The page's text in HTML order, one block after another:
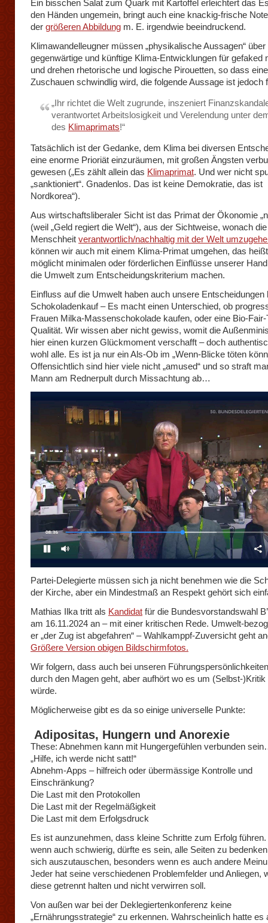
Ein bisschen Salat zum Quark mit Kartoffel erleichtert das
den Händen ungemein, bringt auch eine knackig-frische
der größeren Abbildung m. E. irgendwie beeindruckend.
Klimawandelleugner müssen „physikalische Aussagen“ über
gegenwärtige und künftige Klima-Entwicklungen für gefaked
und drehen rhetorische und logische Pirouetten, so dass
Zuschauen schwindlig wird, die folgende Aussage ist jedoch
„Ihr richtet die Welt zugrunde, inszeniert
verantwortet Arbeitslosigkeit und Verelendung unter
des Klimaprimats!“
Tatsächlich ist der Gedanke, dem Klima bei diversen
eine enorme Prioriät einzuräumen, mit großen Ängsten
gewesen („Es zählt allein das Klimaprimat. Und wer nicht
„sanktioniert“. Gnadenlos. Das ist keine Demokratie, das ist
Nordkorea“).
Aus wirtschaftsliberaler Sicht ist das Primat der Ökonomie
(weil „Geld regiert die Welt“), aus der Sichtweise, wonach die
Menschheit verantwortlich/nachhaltig mit der Welt
können wir auch mit einem Klima-Primat umgehen, das
möglicht minimalen oder förderlichen Einflüsse unserer
die Umwelt zum Entscheidungskriterium machen.
Einfluss auf die Umwelt haben auch unsere Entscheidungen
Schokoladenkauf – Es macht einen Unterschied, ob
Frauen Milka-Massenschokolade kaufen, oder eine Bio-Fair-
Qualität. Wir wissen aber nicht gewiss, womit die
hier einen kurzen Glückmoment verschafft – doch
wohl alle. Es ist ja nur ein Als-Ob im „Wenn-Blicke töten
Offensichtlich sind hier viele nicht „amused“ und so straft
Mann am Rednerpult durch Missachtung ab…
Partei-Delegierte müssen sich ja nicht benehmen wie die
der Kirche, aber ein Mindestmaß an Respekt gehört sich
Mathias Ilka tritt als Kandidat für die Bundesvorstandswahl
am 16.11.2024 an – mit einer kritischen Rede. Umwelt-
er „der Zug ist abgefahren“ – Wahlkamppf-Zuversicht geht
Größere Version obigen Bildschirmfotos.
Wir folgern, dass auch bei unseren
durch den Magen geht, aber aufhört wo es um (Selbst-)Kritik
würde.
Möglicherweise gibt es da so einige universelle Punkte:
Adipositas, Hungern und Anorexie
These: Abnehmen kann mit Hungergefühlen verbunden
„Hilfe, ich werde nicht satt!“
Abnehm-Apps – hilfreich oder übermässige Kontrolle und
Einschränkung?
Die Last mit den Protokollen
Die Last mit der Regelmäßigkeit
Die Last mit dem Erfolgsdruck
Es ist aunzunehmen, dass kleine Schritte zum Erfolg
wenn auch schwierig, dürfte es sein, alle Seiten zu
sich auszutauschen, besonders wenn es auch andere
Jeder hat seine verschiedenen Problemfelder und Anliegen,
diese getrennt halten und nicht verwirren soll.
Von außen war bei der Deklegiertenkonferenz keine
„Ernährungsstrategie“ zu erkennen. Wahrscheinlich hatte es